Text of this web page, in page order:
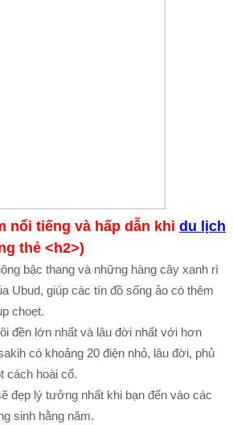
nổi tiếng và hấp dẫn khi du lịch
thẻ <h2>)
bậc thang và những hàng cây xanh rì
Ubud, giúp các tín đồ sống ảo có thêm
choẹt.
đền lớn nhất và lâu đời nhất với hơn
có khoảng 20 điện nhỏ, lâu đời, phủ
cách hoài cổ.
đẹp lý tưởng nhất khi bạn đến vào các
sinh hằng năm.